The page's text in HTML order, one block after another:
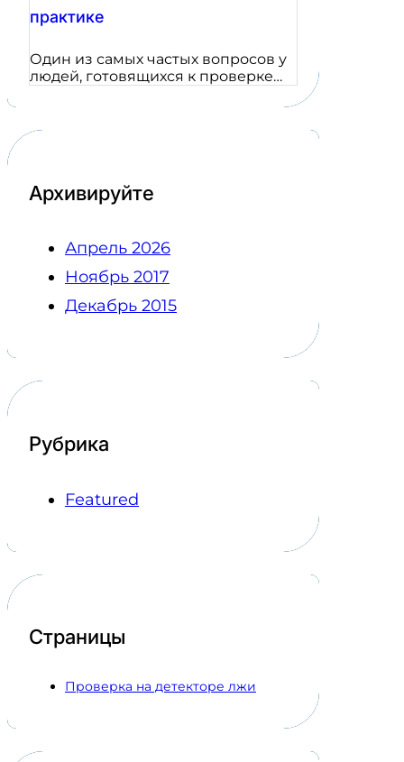
практике
Один из самых частых вопросов у
людей, готовящихся к проверке…
Архивируйте
Апрель 2026
Ноябрь 2017
Декабрь 2015
Рубрика
Featured
Страницы
Проверка на детекторе лжи